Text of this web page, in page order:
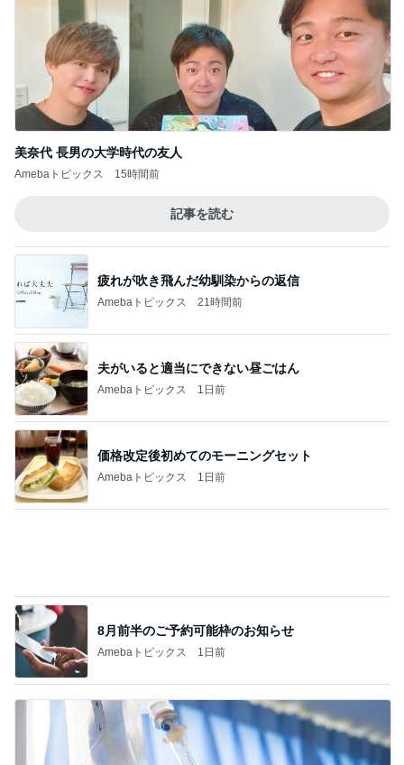
疲れが吹き飛んだ幼馴染からの返信
Amebaトピックス 21時間前
夫がいると適当にできない昼ごはん
Amebaトピックス 1日前
Amebaトピックス 1日前
8月前半のご予約可能枠のお知らせ
Amebaトピックス 1日前
健康診断で感じた今後の通院の課題
Amebaトピックス
記事を読む